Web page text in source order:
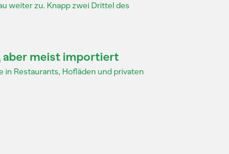
weiter zu. Knapp zwei Drittel des
aber meist importiert
Restaurants, Hofläden und privaten